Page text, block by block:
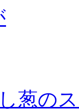
葱の